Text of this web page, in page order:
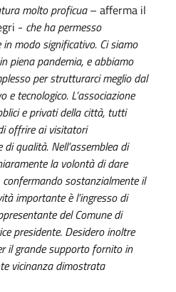
molto proficua– afferma il
- che ha permesso
in modo significativo. Ci siamo
piena pandemia, e abbiamo
per strutturarci meglio dal
tecnologico. L’associazione
e privati della città, tutti
offrire ai visitatori
qualità. Nell’assemblea di
la volontà di dare
sostanzialmente il
importante è l’ingresso di
del Comune di
presidente. Desidero inoltre
il grande supporto fornito in
vicinanza dimostrata